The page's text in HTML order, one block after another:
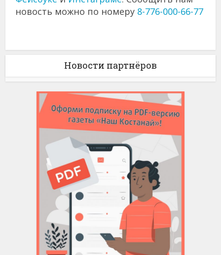
новость можно по номеру 8-776-000-66-77
Новости партнёров